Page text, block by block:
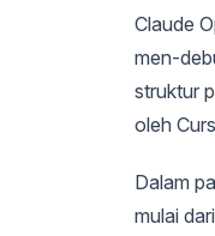
Claude
men-
struktur
oleh
Dalam
mulai